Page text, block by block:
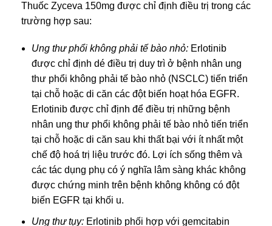
Thuốc Zyceva 150mg được chỉ định điều trị trong các
trường hợp sau:
Ung thư phổi không phải tế bào nhỏ: Erlotinib
được chỉ định dé điều trị duy trì ở bệnh nhân ung
thư phổi không phải tế bào nhỏ (NSCLC) tiến triển
tại chỗ hoặc di căn các đột biến hoạt hóa EGFR.
Erlotinib được chỉ định để điều trị những bệnh
nhân ung thư phổi không phải tế bào nhỏ tiến triển
tại chỗ hoặc di căn sau khi thất bại với ít nhất một
chế độ hoá trị liệu trước đó. Lợi ích sống thêm và
các tác dụng phụ có ý nghĩa lâm sàng khác không
được chứng minh trên bệnh không không có đột
biến EGFR tại khối u.
Ung thư tụy: Erlotinib phối hợp với gemcitabin